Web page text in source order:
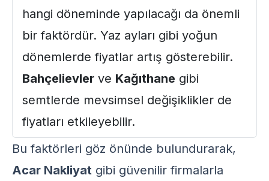
hangi döneminde yapılacağı da önemli
bir faktördür. Yaz ayları gibi yoğun
dönemlerde fiyatlar artış gösterebilir.
Bahçelievler ve Kağıthane gibi
semtlerde mevsimsel değişiklikler de
fiyatları etkileyebilir.
Bu faktörleri göz önünde bulundurarak,
Acar Nakliyat gibi güvenilir firmalarla